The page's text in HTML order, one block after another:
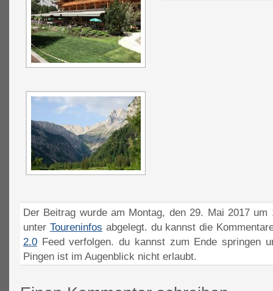
Der Beitrag wurde am Montag, den 29. Mai 2017
unter Toureninfos abgelegt. du kannst die
2.0 Feed verfolgen. du kannst zum Ende springen
Pingen ist im Augenblick nicht erlaubt.